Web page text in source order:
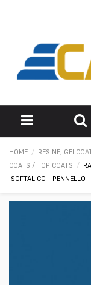
HOME RESINE,
COATS / TOP COATS
ISOFTALICO - PENNELLO